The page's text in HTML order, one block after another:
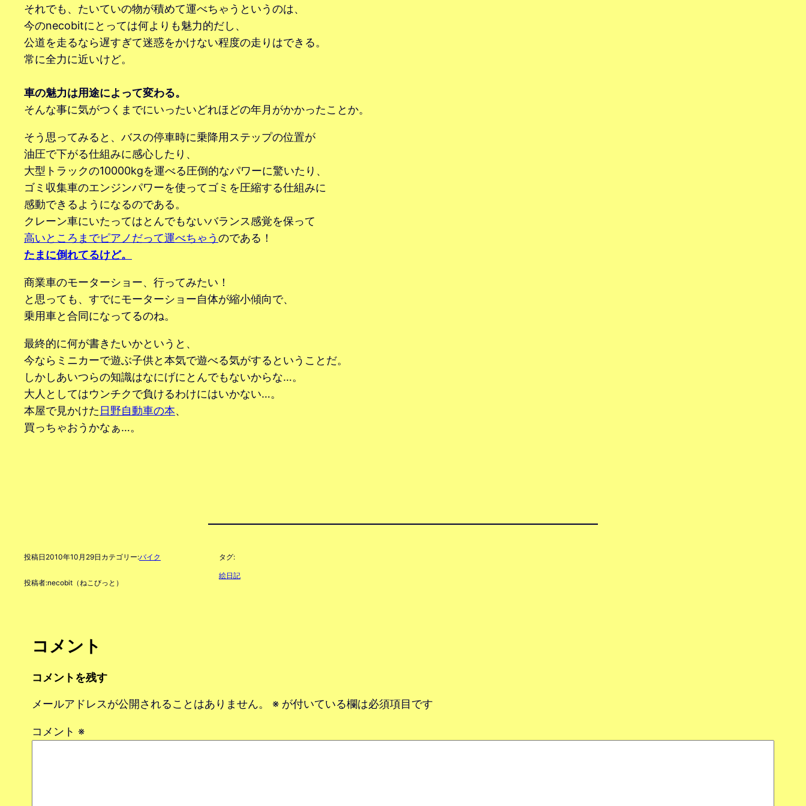
それでも、たいていの物が積めて運べちゃうというのは、
今のnecobitにとっては何よりも魅力的だし、
公道を走るなら遅すぎて迷惑をかけない程度の走りはできる。
常に全力に近いけど。
車の魅力は用途によって変わる。
そんな事に気がつくまでにいったいどれほどの年月がかかったことか。
そう思ってみると、バスの停車時に乗降用ステップの位置が
油圧で下がる仕組みに感心したり、
大型トラックの10000kgを運べる圧倒的なパワーに驚いたり、
ゴミ収集車のエンジンパワーを使ってゴミを圧縮する仕組みに
感動できるようになるのである。
クレーン車にいたってはとんでもないバランス感覚を保って
高いところまでピアノだって運べちゃうのである！
たまに倒れてるけど。
商業車のモーターショー、行ってみたい！
と思っても、すでにモーターショー自体が縮小傾向で、
乗用車と合同になってるのね。
最終的に何が書きたいかというと、
今ならミニカーで遊ぶ子供と本気で遊べる気がするということだ。
しかしあいつらの知識はなにげにとんでもないからな…。
大人としてはウンチクで負けるわけにはいかない…。
本屋で見かけた日野自動車の本、
買っちゃおうかなぁ…。
投稿日 2010年10月29日 カテゴリー:バイク
投稿者:necobit（ねこびっと）
タグ:
絵日記
コメント
コメントを残す
メールアドレスが公開されることはありません。 ※ が付いている欄は必須項目です
コメント ※